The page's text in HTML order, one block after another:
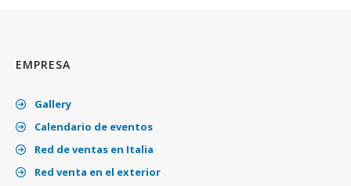
EMPRESA
Gallery
Calendario de eventos
Red de ventas en Italia
Red venta en el exterior